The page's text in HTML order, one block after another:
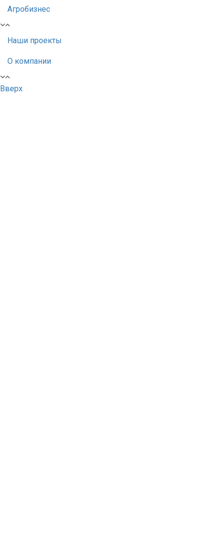
Агробизнес
Наши проекты
О компании
Вверх